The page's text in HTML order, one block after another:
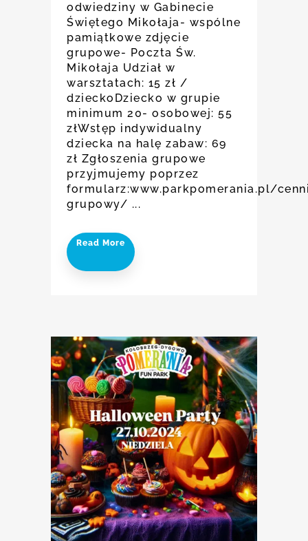
odwiedziny w Gabinecie
Świętego Mikołaja- wspólne
pamiątkowe zdjęcie
grupowe- Poczta Św.
Mikołaja Udział w
warsztatach: 15 zł /
dzieckoDziecko w grupie
minimum 20- osobowej: 55
złWstęp indywidualny
dziecka na halę zabaw: 69
zł Zgłoszenia grupowe
przyjmujemy poprzez
formularz:www.parkpomerania.pl/
grupowy/ ...
Read More